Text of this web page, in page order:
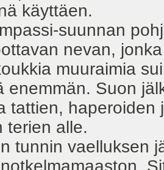
käyttäen.
suunnan
nevan,
muuraimia
enemmän. Suon
tattien, haperoiden
terien alle.
tunnin vaelluksen